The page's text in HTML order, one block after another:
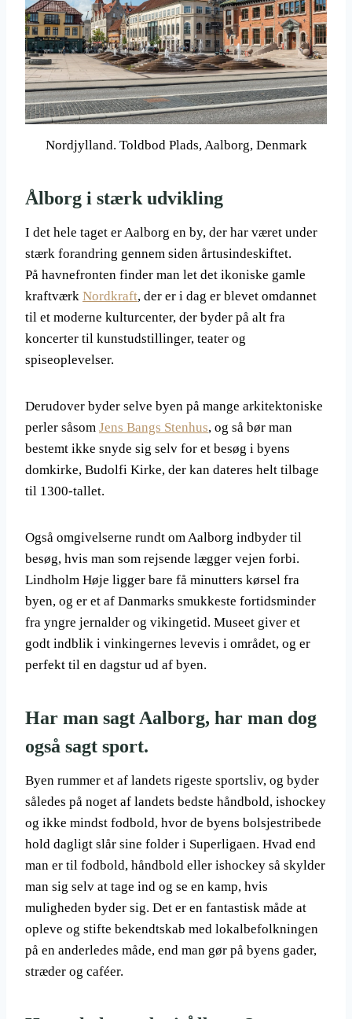
Nordjylland. Toldbod Plads, Aalborg, Denmark
Ålborg i stærk udvikling
I det hele taget er Aalborg en by, der har været under
stærk forandring gennem siden årtusindeskiftet.
På havnefronten finder man let det ikoniske gamle
kraftværk Nordkraft, der er i dag er blevet omdannet
til et moderne kulturcenter, der byder på alt fra
koncerter til kunstudstillinger, teater og
spiseoplevelser.
Derudover byder selve byen på mange arkitektoniske
perler såsom Jens Bangs Stenhus, og så bør man
bestemt ikke snyde sig selv for et besøg i byens
domkirke, Budolfi Kirke, der kan dateres helt tilbage
til 1300-tallet.
Også omgivelserne rundt om Aalborg indbyder til
besøg, hvis man som rejsende lægger vejen forbi.
Lindholm Høje ligger bare få minutters kørsel fra
byen, og er et af Danmarks smukkeste fortidsminder
fra yngre jernalder og vikingetid. Museet giver et
godt indblik i vinkingernes levevis i området, og er
perfekt til en dagstur ud af byen.
Har man sagt Aalborg, har man dog
også sagt sport.
Byen rummer et af landets rigeste sportsliv, og byder
således på noget af landets bedste håndbold, ishockey
og ikke mindst fodbold, hvor de byens bolsjestribede
hold dagligt slår sine folder i Superligaen. Hvad end
man er til fodbold, håndbold eller ishockey så skylder
man sig selv at tage ind og se en kamp, hvis
muligheden byder sig. Det er en fantastisk måde at
opleve og stifte bekendtskab med lokalbefolkningen
på en anderledes måde, end man gør på byens gader,
stræder og caféer.